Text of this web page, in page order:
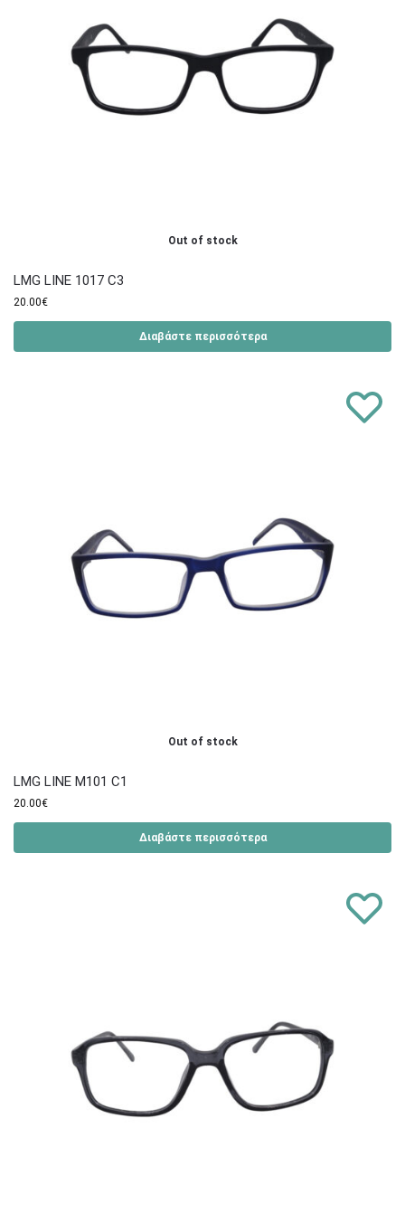
Out of stock
LMG LINE 1017 C3
20.00€
Διαβάστε περισσότερα
Out of stock
LMG LINE M101 C1
20.00€
Διαβάστε περισσότερα